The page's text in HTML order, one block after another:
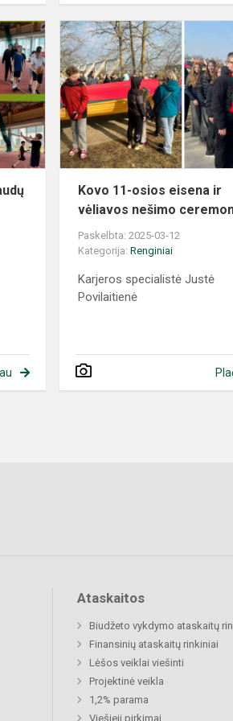
Kovo 11-osios eisena ir
vėliavos nešimo
Paskelbta: 2025-03-12
Kategorija:Renginiai
Karjeros specialistė Justė
Povilaitienė
Ataskaitos
Biudžeto vykdymo ataskaitų
Finansinių ataskaitų rinkiniai
Lėšos veiklai viešinti
Projektinė veikla
1,2% parama
Viešieji pirkimai